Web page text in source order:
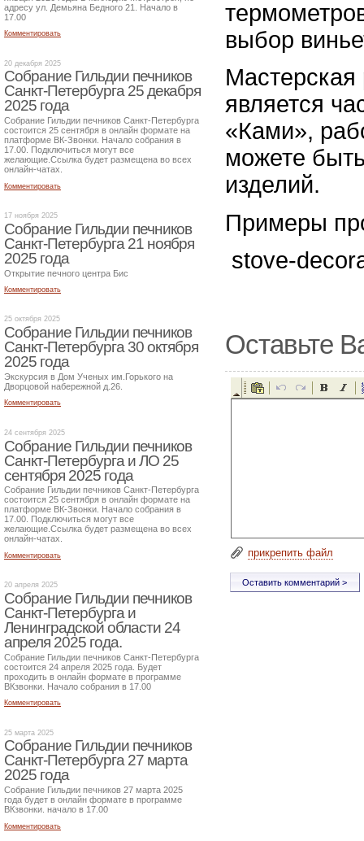
выбор
Мастерская
является
«Ками»,
можете
изделий.
Примеры
stove-
Оставьте
прикрепить файл
адресу ул. Демьяна Бедного 21. Начало в
17.00
Комментировать
20 декабря 2025
Собрание Гильдии печников
Санкт-Петербурга 25 декабря
2025 года
Собрание Гильдии печников Санкт-Петербурга
состоится 25 сентября в онлайн формате на
платформе ВК-Звонки. Начало собрания в
17.00. Подключиться могут все
желающие.Ссылка будет размещена во всех
онлайн-чатах.
Комментировать
17 ноября 2025
Собрание Гильдии печников
Санкт-Петербурга 21 ноября
2025 года
Открытие печного центра Бис
Комментировать
25 октября 2025
Собрание Гильдии печников
Санкт-Петербурга 30 октября
2025 года
Экскурсия в Дом Ученых им.Горького на
Дворцовой набережной д.26.
Комментировать
24 сентября 2025
Собрание Гильдии печников
Санкт-Петербурга и ЛО 25
сентября 2025 года
Собрание Гильдии печников Санкт-Петербурга
состоится 25 сентября в онлайн формате на
платформе ВК-Звонки. Начало собрания в
17.00. Подключиться могут все
желающие.Ссылка будет размещена во всех
онлайн-чатах.
Комментировать
20 апреля 2025
Собрание Гильдии печников
Санкт-Петербурга и
Ленинградской области 24
апреля 2025 года.
Собрание Гильдии печников Санкт-Петербурга
состоится 24 апреля 2025 года. Будет
проходить в онлайн формате в программе
ВКзвонки. Начало собрания в 17.00
Комментировать
25 марта 2025
Собрание Гильдии печников
Санкт-Петербурга 27 марта
2025 года
Собрание Гильдии печников 27 марта 2025
года будет в онлайн формате в программе
ВКзвонки. начало в 17.00
Комментировать